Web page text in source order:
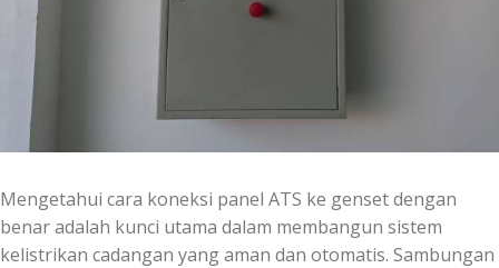
Mengetahui cara koneksi panel ATS ke genset dengan
benar adalah kunci utama dalam membangun sistem
kelistrikan cadangan yang aman dan otomatis. Sambungan